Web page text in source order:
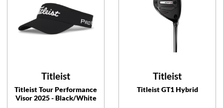
Titleist
Titleist Tour Performance
Visor 2025 - Black/White
Titleist
Titleist GT1 Hybrid